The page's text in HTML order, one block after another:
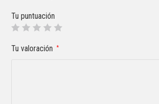
Tu puntuación
Tu valoración *